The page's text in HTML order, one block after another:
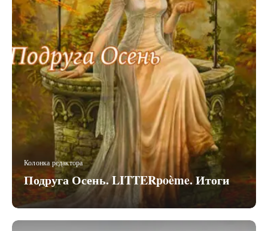
Колонка редактора
Подруга Осень. LITTERpoème. Итоги